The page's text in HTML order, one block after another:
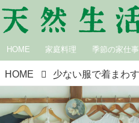
HOME 家庭料理 季節の家仕事
HOME